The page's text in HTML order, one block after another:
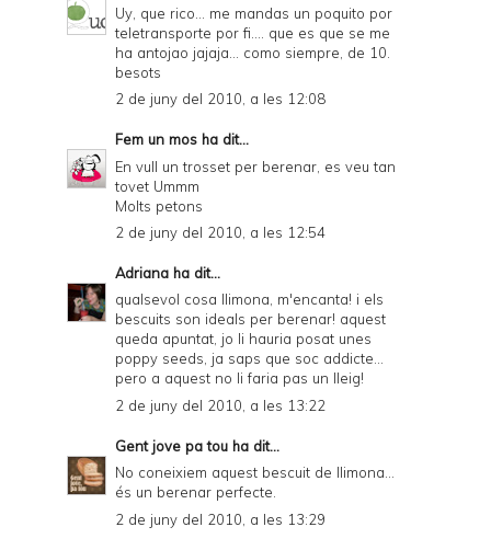
Uy, que rico... me mandas un poquito por
teletransporte por fi.... que es que se me
ha antojao jajaja... como siempre, de 10.
besots
2 de juny del 2010, a les 12:08
Fem un mos ha dit...
En vull un trosset per berenar, es veu tan
tovet Ummm
Molts petons
2 de juny del 2010, a les 12:54
Adriana ha dit...
qualsevol cosa llimona, m'encanta! i els
bescuits son ideals per berenar! aquest
queda apuntat, jo li hauria posat unes
poppy seeds, ja saps que soc addicte...
pero a aquest no li faria pas un lleig!
2 de juny del 2010, a les 13:22
Gent jove pa tou ha dit...
No coneixiem aquest bescuit de llimona...
és un berenar perfecte.
2 de juny del 2010, a les 13:29